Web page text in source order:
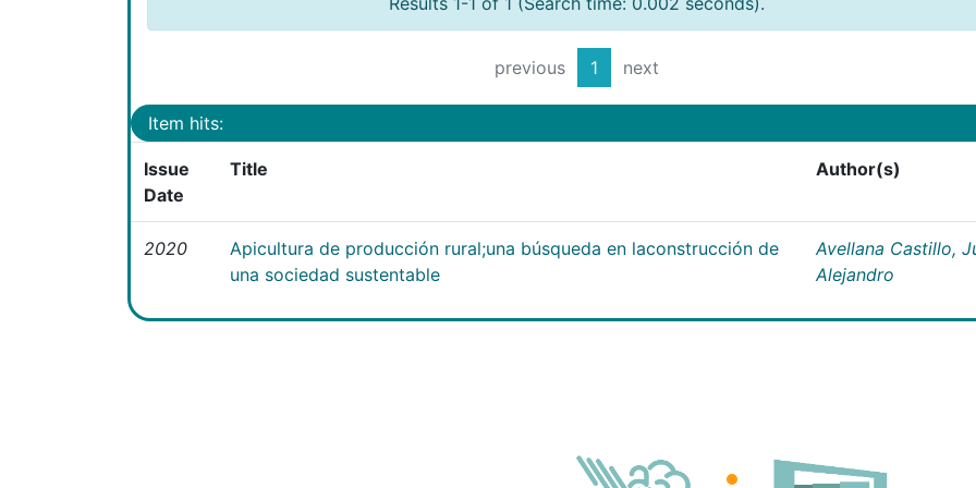
previous 1 next
Item hits:
Issue
Date
Title Author(s)
2020
Apicultura de producción rural;una búsqueda en laconstrucción de
una sociedad sustentable
Avellana Castillo,
Alejandro